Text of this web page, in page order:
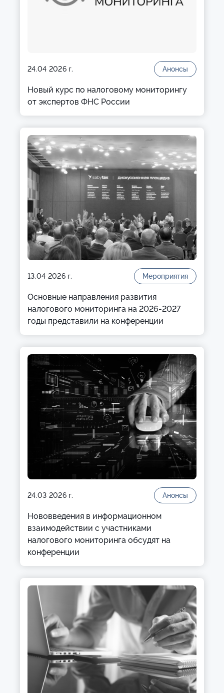
24.04 2026 г. Анонсы
Новый курс по налоговому мониторингу
от экспертов ФНС России
13.04 2026 г. Мероприятия
Основные направления развития
налогового мониторинга на 2026-2027
годы представили на конференции
24.03 2026 г. Анонсы
Нововведения в информационном
взаимодействии с участниками
налогового мониторинга обсудят на
конференции